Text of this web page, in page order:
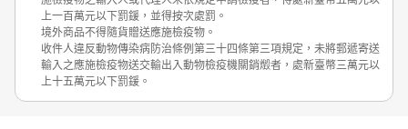
上一百萬元以下罰鍰，並得按次處罰。
境外商品不得隨貨贈送應施檢疫物。
收件人違反動物傳染病防治條例第三十四條第三項規定，未將郵遞寄送
輸入之應施檢疫物送交輸出入動物檢疫機關銷燬者，處新臺幣三萬元以
上十五萬元以下罰鍰。